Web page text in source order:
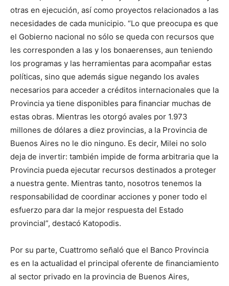
otras en ejecución, así como proyectos relacionados a las
necesidades de cada municipio. “Lo que preocupa es que
el Gobierno nacional no sólo se queda con recursos que
les corresponden a las y los bonaerenses, aun teniendo
los programas y las herramientas para acompañar estas
políticas, sino que además sigue negando los avales
necesarios para acceder a créditos internacionales que la
Provincia ya tiene disponibles para financiar muchas de
estas obras. Mientras les otorgó avales por 1.973
millones de dólares a diez provincias, a la Provincia de
Buenos Aires no le dio ninguno. Es decir, Milei no solo
deja de invertir: también impide de forma arbitraria que la
Provincia pueda ejecutar recursos destinados a proteger
a nuestra gente. Mientras tanto, nosotros tenemos la
responsabilidad de coordinar acciones y poner todo el
esfuerzo para dar la mejor respuesta del Estado
provincial”, destacó Katopodis.
Por su parte, Cuattromo señaló que el Banco Provincia
es en la actualidad el principal oferente de financiamiento
al sector privado en la provincia de Buenos Aires,